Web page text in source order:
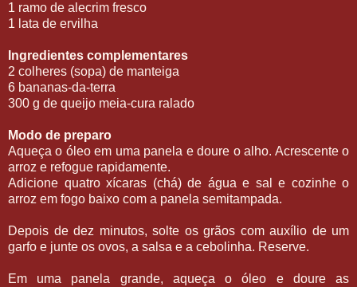
1 ramo de alecrim fresco
1 lata de ervilha
Ingredientes complementares
2 colheres (sopa) de manteiga
6 bananas-da-terra
300 g de queijo meia-cura ralado
Modo de preparo
Aqueça o óleo em uma panela e doure o alho. Acrescente o
arroz e refogue rapidamente.
Adicione quatro xícaras (chá) de água e sal e cozinhe o
arroz em fogo baixo com a panela semitampada.
Depois de dez minutos, solte os grãos com auxílio de um
garfo e junte os ovos, a salsa e a cebolinha. Reserve.
Em uma panela grande, aqueça o óleo e doure as